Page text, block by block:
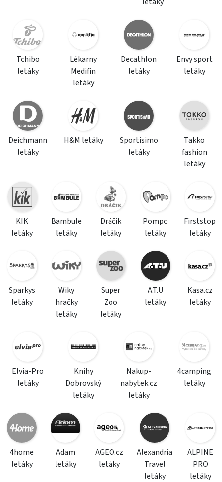
Tchibo
letáky
Lékarny
Medifin
letáky
Decathlon
letáky
Envy sport
letáky
Deichmann
letáky
H&M letáky
Sportisimo
letáky
Takko
fashion
letáky
KIK
letáky
Bambule
letáky
Dráčik
letáky
Pompo
letáky
Firststop
letáky
Sparkys
letáky
Wiky
hračky
letáky
Super
Zoo
letáky
A.T.U
letáky
Kasa.cz
letáky
Elvia-Pro
letáky
Knihy
Dobrovský
letáky
Nakup-
nabytek.cz
letáky
4camping
letáky
4home
letáky
Adam
letáky
AGEO.cz
letáky
Alexandria
Travel
letáky
ALPINE
PRO
letáky